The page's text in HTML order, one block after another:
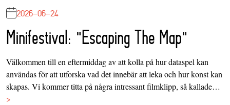
2026-06-24
Minifestival: "Escaping The Map"
Välkommen till en eftermiddag av att kolla på hur dataspel kan
användas för att utforska vad det innebär att leka och hur konst kan
skapas. Vi kommer titta på några intressant filmklipp, så kallade…
>